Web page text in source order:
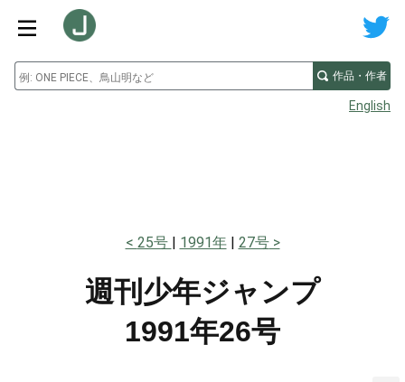
作品・作者
English
25号 1991年 27号
週刊少年ジャンプ
1991年26号